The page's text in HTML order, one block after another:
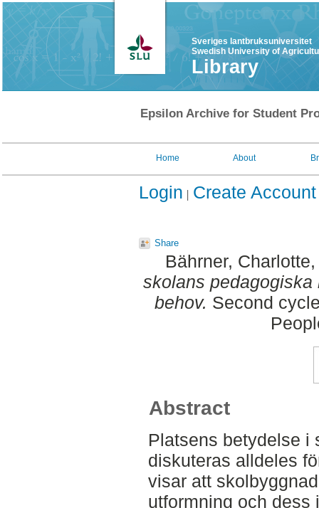
Sveriges lantbruksuniversitet
Swedish University of
Library
Epsilon Archive for Student
Home About
Login Create Account
Share
Bährner, Charlotte
skolans
behov. Second
Abstract
Platsens betydelse i
diskuteras alldeles
visar att
utformning och dess